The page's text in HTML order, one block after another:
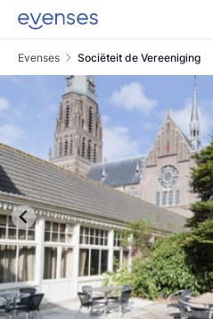
Evenses Sociëteit de Vereeniging